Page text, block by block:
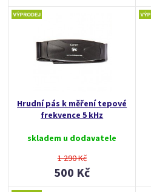
Hrudní pás k měření tepové
frekvence 5 kHz
skladem u dodavatele
1 290 Kč
500 Kč